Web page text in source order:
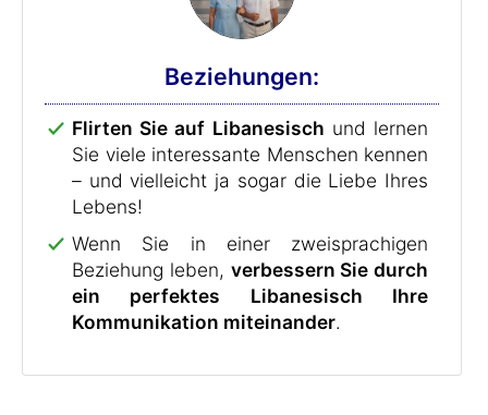
Beziehungen:
Flirten Sie auf Libanesisch und lernen
Sie viele interessante Menschen kennen
– und vielleicht ja sogar die Liebe Ihres
Lebens!
Wenn Sie in einer zweisprachigen
Beziehung leben, verbessern Sie durch
ein perfektes Libanesisch Ihre
Kommunikation miteinander.